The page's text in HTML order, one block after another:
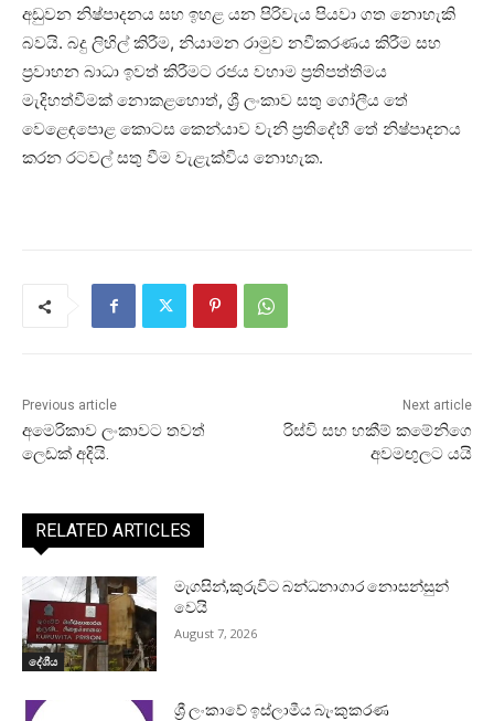
අඩුවන නිෂ්පාදනය සහ ඉහළ යන පිරිවැය පියවා ගත නොහැකි
බවයි. බදු ලිහිල් කිරීම, නියාමන රාමුව නවීකරණය කිරීම සහ
ප්‍රවාහන බාධා ඉවත් කිරීමට රජය වහාම ප්‍රතිපත්තිමය
මැදිහත්වීමක් නොකළහොත්, ශ්‍රී ලංකාව සතු ගෝලීය තේ
වෙළෙඳපොළ කොටස කෙන්යාව වැනි ප්‍රතිදේහී තේ නිෂ්පාදනය
කරන රටවල් සතු වීම වැළැක්විය නොහැක.
Previous article
අමෙරිකාව ලංකාවට තවත්
ලෙඩක් අදියි.
Next article
රිස්වි සහ හකීම් කමේනිගෙ
අවමඟුලට යයි
RELATED ARTICLES
දේශීය
මැගසින්,කුරුවිට බන්ධනාගාර නොසන්සුන්
වෙයි
August 7, 2026
ශ්‍රී ලංකාවේ ඉස්ලාමීය බැංකුකරණ